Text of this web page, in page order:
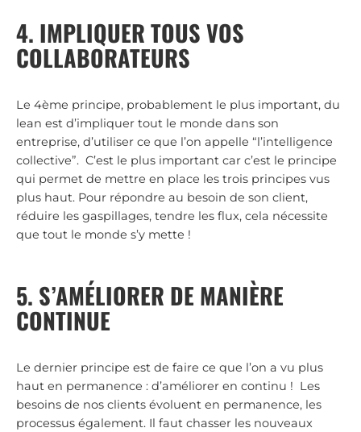
4. IMPLIQUER TOUS VOS
COLLABORATEURS
Le 4ème principe, probablement le plus important, du
lean est d’impliquer tout le monde dans son
entreprise, d’utiliser ce que l’on appelle “l’intelligence
collective”. C’est le plus important car c’est le principe
qui permet de mettre en place les trois principes vus
plus haut. Pour répondre au besoin de son client,
réduire les gaspillages, tendre les flux, cela nécessite
que tout le monde s’y mette !
5. S’AMÉLIORER DE MANIÈRE
CONTINUE
Le dernier principe est de faire ce que l’on a vu plus
haut en permanence : d’améliorer en continu ! Les
besoins de nos clients évoluent en permanence, les
processus également. Il faut chasser les nouveaux